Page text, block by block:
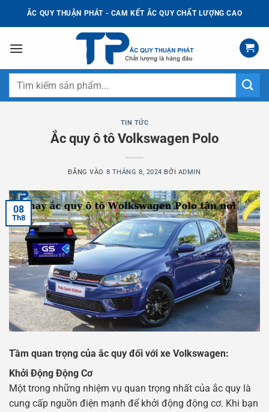
dung
ẮC QUY THUẬN PHÁT - CAM KẾT ẮC QUY CHẤT LƯỢNG CAO
Tìm
TIN TỨC
Ắc quy ô tô Volkswagen Polo
ĐĂNG VÀO 8 THÁNG 8, 2024 BỞI ADMIN
08
Th8
Tầm quan trọng của ắc quy đối với xe Volkswagen:
Khởi Động Động Cơ
Một trong những nhiệm vụ quan trọng nhất của ắc quy là
cung cấp nguồn điện mạnh để khởi động động cơ. Khi bạn